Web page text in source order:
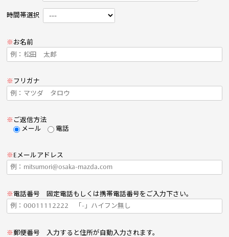
時間帯選択
※ お名前
※ フリガナ
※ ご返信方法
メール
電話
※ Eメールアドレス
※ 電話番号 固定電話もしくは携帯電話番号をご入力下さい。
※郵便番号 入力すると住所が自動入力されます。